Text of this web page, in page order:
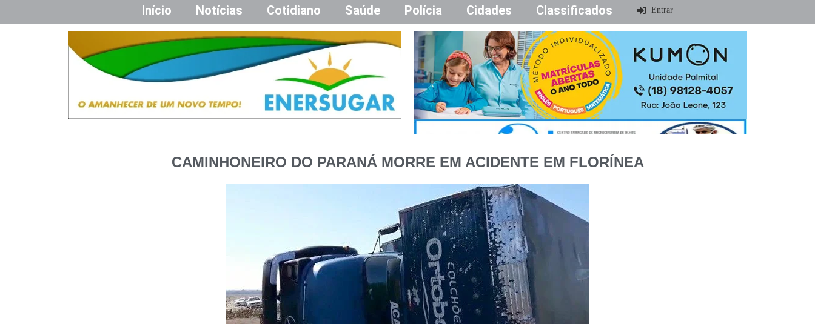
Início Notícias Cotidiano Saúde Polícia Cidades Classificados Entrar
CAMINHONEIRO DO PARANÁ MORRE EM ACIDENTE EM FLORÍNEA